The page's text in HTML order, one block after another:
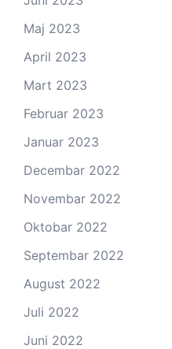
Maj 2023
April 2023
Mart 2023
Februar 2023
Januar 2023
Decembar 2022
Novembar 2022
Oktobar 2022
Septembar 2022
August 2022
Juli 2022
Juni 2022